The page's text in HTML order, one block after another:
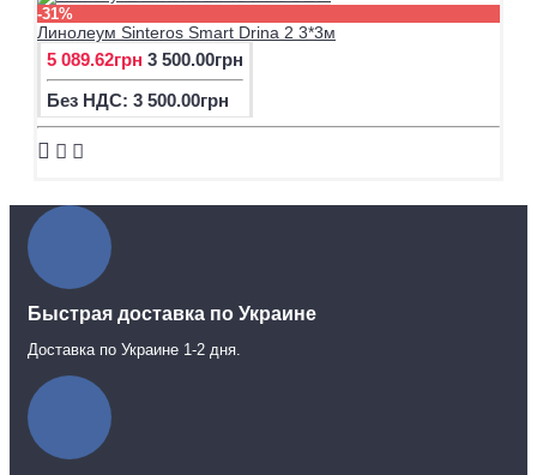
-31%
Линолеум Sinteros Smart Drina 2 3*3м
5 089.62грн 3 500.00грн
Без НДС: 3 500.00грн
Быстрая доставка по Украине
Доставка по Украине 1-2 дня.